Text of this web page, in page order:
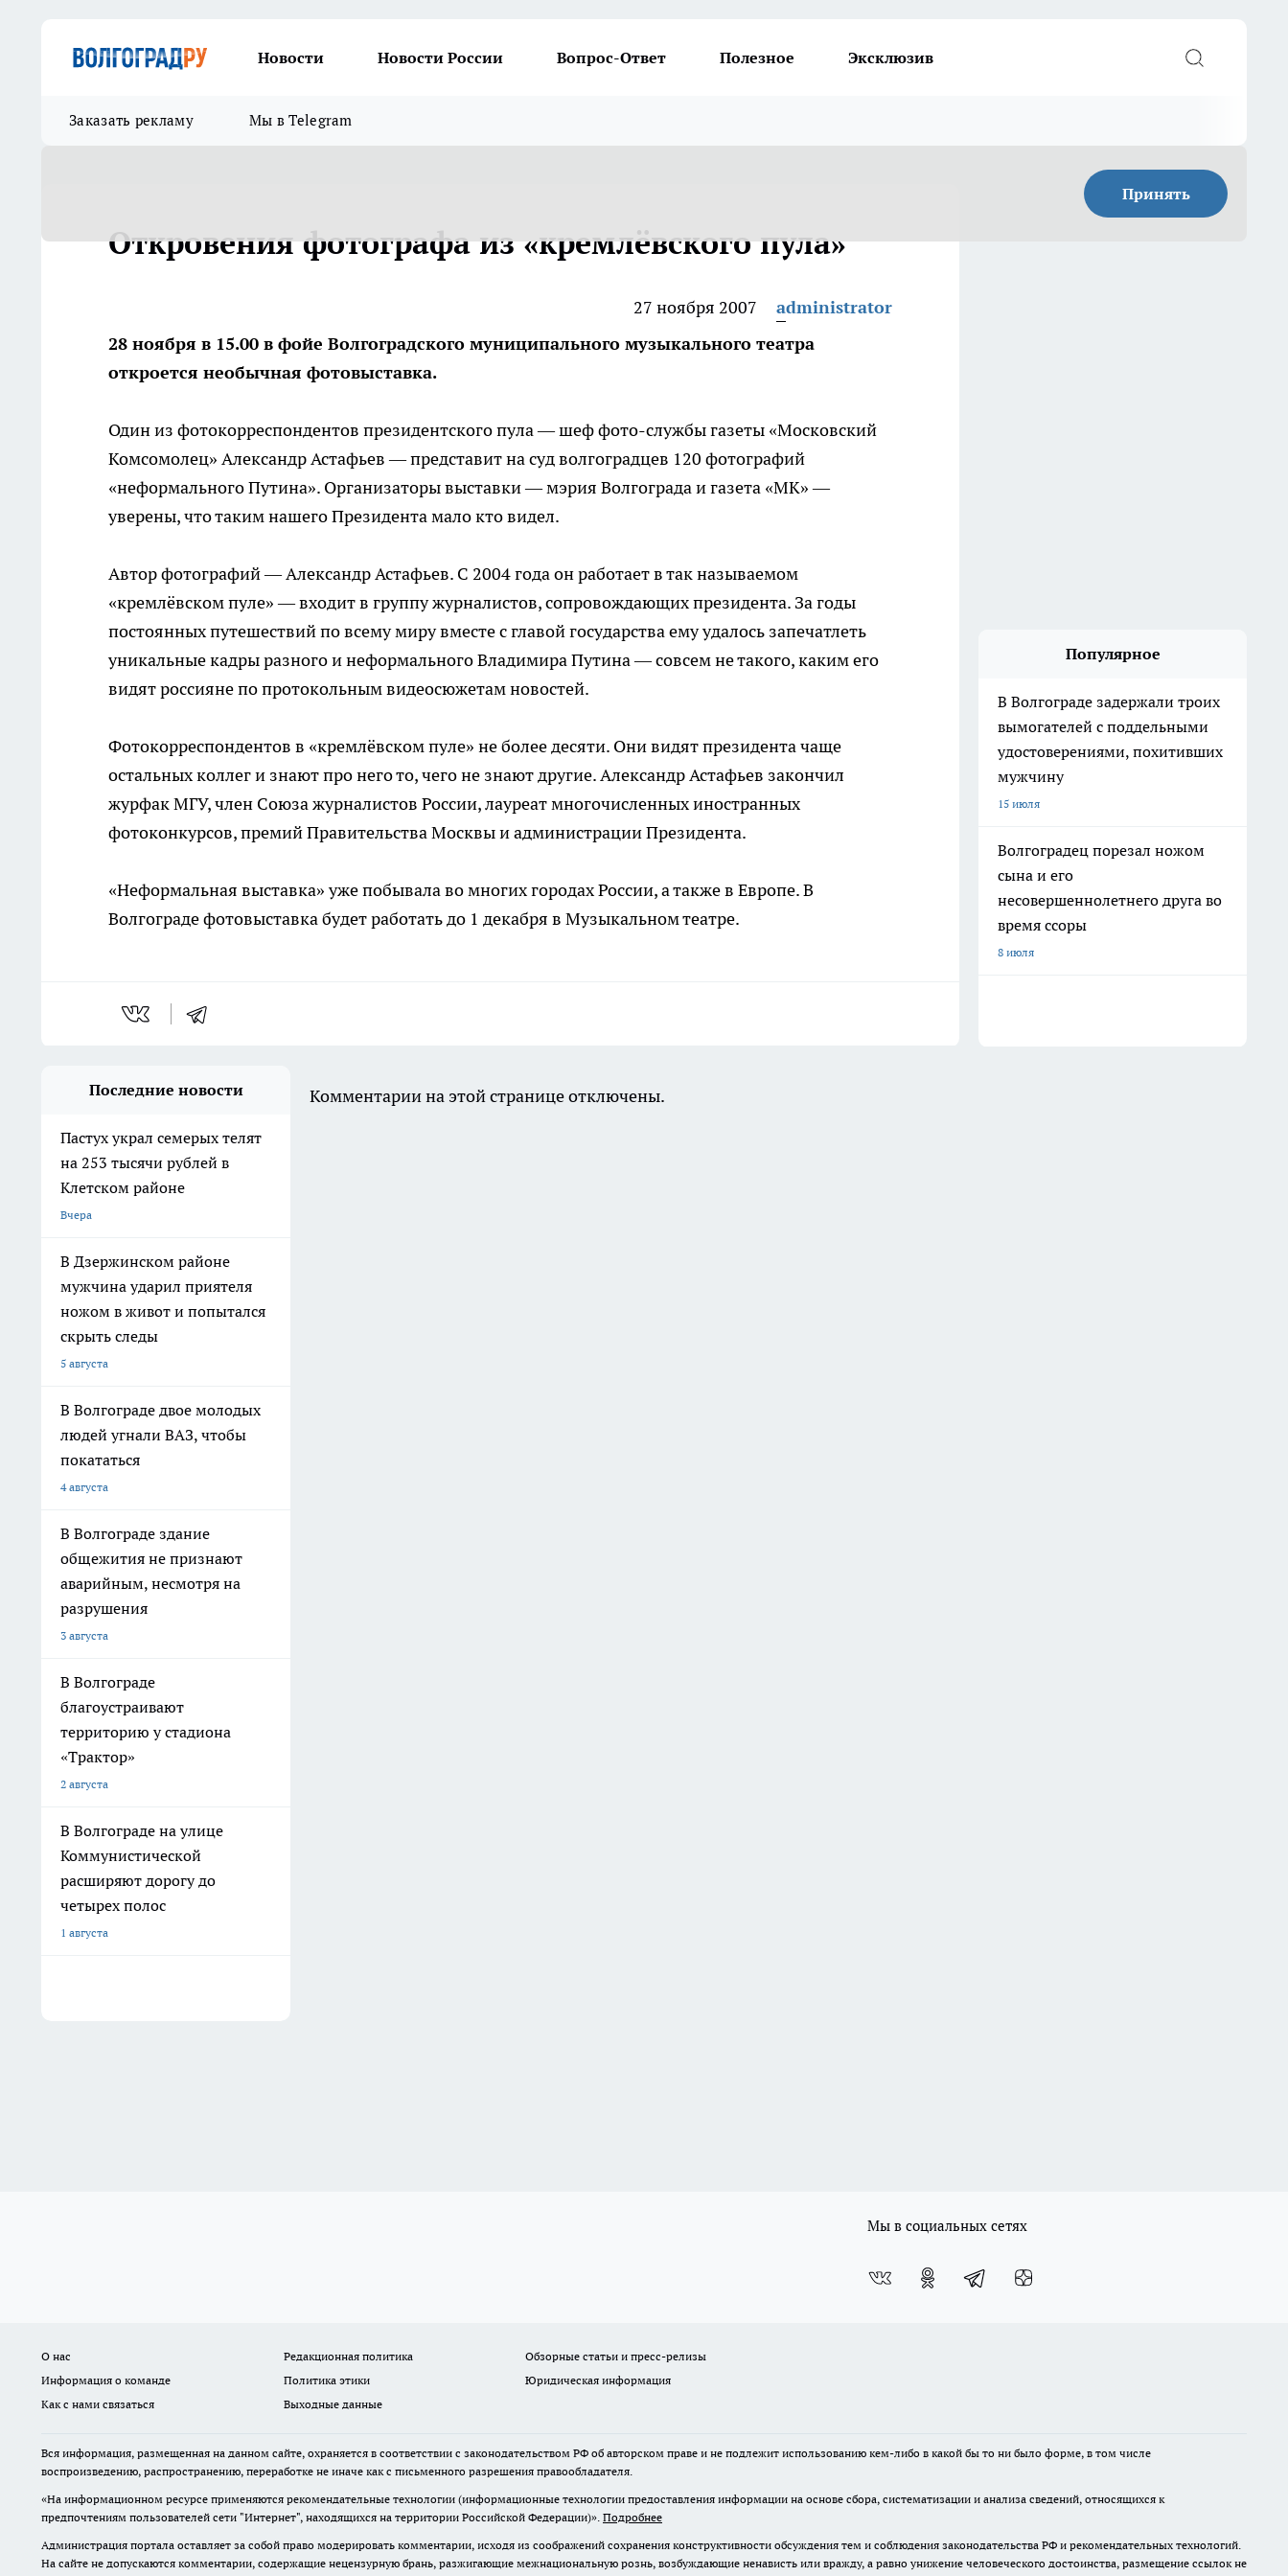
Новости Новости России Вопрос-Ответ Полезное Эксклюзив
Заказать рекламу Мы в Telegram
Принять
Откровения фотографа из «кремлёвского пула»
27 ноября 2007
administrator
28 ноября в 15.00 в фойе Волгоградского муниципального музыкального театра
откроется необычная фотовыставка.
Один из фотокорреспондентов президентского пула — шеф фото-службы газеты «Московский
Комсомолец» Александр Астафьев — представит на суд волгоградцев 120 фотографий
«неформального Путина». Организаторы выставки — мэрия Волгограда и газета «МК» —
уверены, что таким нашего Президента мало кто видел.
Автор фотографий — Александр Астафьев. С 2004 года он работает в так называемом
«кремлёвском пуле» — входит в группу журналистов, сопровождающих президента. За годы
постоянных путешествий по всему миру вместе с главой государства ему удалось запечатлеть
уникальные кадры разного и неформального Владимира Путина — совсем не такого, каким его
видят россияне по протокольным видеосюжетам новостей.
Фотокорреспондентов в «кремлёвском пуле» не более десяти. Они видят президента чаще
остальных коллег и знают про него то, чего не знают другие. Александр Астафьев закончил
журфак МГУ, член Союза журналистов России, лауреат многочисленных иностранных
фотоконкурсов, премий Правительства Москвы и администрации Президента.
«Неформальная выставка» уже побывала во многих городах России, а также в Европе. В
Волгограде фотовыставка будет работать до 1 декабря в Музыкальном театре.
Популярное
В Волгограде задержали троих
вымогателей с поддельными
удостоверениями, похитивших
мужчину
15 июля
Волгоградец порезал ножом
сына и его
несовершеннолетнего друга во
время ссоры
8 июля
Последние новости
Пастух украл семерых телят
на 253 тысячи рублей в
Клетском районе
Вчера
В Дзержинском районе
мужчина ударил приятеля
ножом в живот и попытался
скрыть следы
5 августа
В Волгограде двое молодых
людей угнали ВАЗ, чтобы
покататься
4 августа
В Волгограде здание
общежития не признают
аварийным, несмотря на
разрушения
3 августа
В Волгограде
благоустраивают
территорию у стадиона
«Трактор»
2 августа
В Волгограде на улице
Коммунистической
расширяют дорогу до
четырех полос
1 августа
Комментарии на этой странице отключены.
Мы в социальных сетях
О нас Редакционная политика
Обзорные статьи и пресс-релизы
Информация о команде
Политика этики
Юридическая информация
Как с нами связаться
Выходные данные
Вся информация, размещенная на данном сайте, охраняется в соответствии с законодательством РФ об авторском праве и не подлежит использованию кем-либо в какой бы то ни было форме, в том числе
воспроизведению, распространению, переработке не иначе как с письменного разрешения правообладателя.
«На информационном ресурсе применяются рекомендательные технологии (информационные технологии предоставления информации на основе сбора, систематизации и анализа сведений, относящихся к
предпочтениям пользователей сети "Интернет", находящихся на территории Российской Федерации)». Подробнее
Администрация портала оставляет за собой право модерировать комментарии, исходя из соображений сохранения конструктивности обсуждения тем и соблюдения законодательства РФ и рекомендательных технологий.
На сайте не допускаются комментарии, содержащие нецензурную брань, разжигающие межнациональную рознь, возбуждающие ненависть или вражду, а равно унижение человеческого достоинства, размещение ссылок не